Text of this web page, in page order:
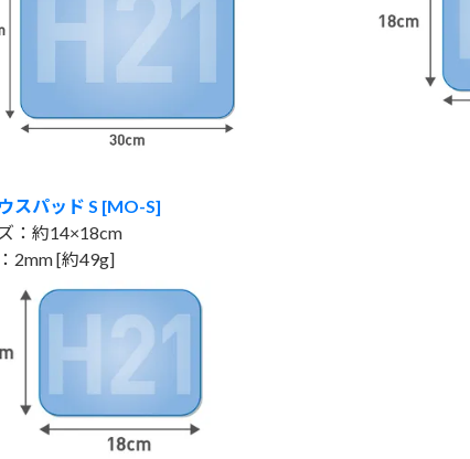
スパッド S [MO-S]
：約14×18cm
2mm [約49g]